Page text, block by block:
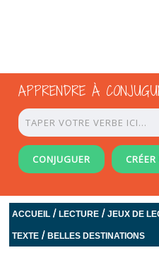
APPRENDRE À
CONJUGUER
ACCUEIL /LECTURE /JEUX DE
TEXTE /BELLES DESTINATIONS